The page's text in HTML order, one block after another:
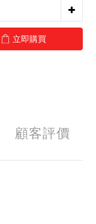
立即購買
顧客評價